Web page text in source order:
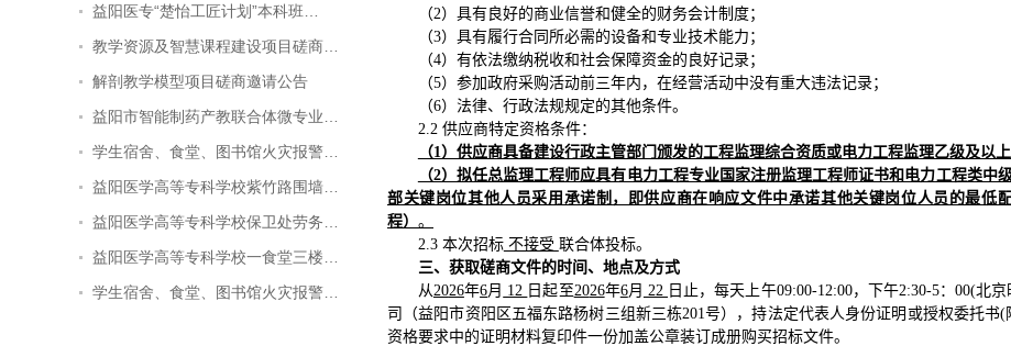
益阳医专“楚怡工匠计划”本科班…
教学资源及智慧课程建设项目磋商…
解剖教学模型项目磋商邀请公告
益阳市智能制药产教联合体微专业…
学生宿舍、食堂、图书馆火灾报警…
益阳医学高等专科学校紫竹路围墙…
益阳医学高等专科学校保卫处劳务…
益阳医学高等专科学校一食堂三楼…
学生宿舍、食堂、图书馆火灾报警…
（2）具有良好的商业信誉和健全的财务会计制度；
（3）具有履行合同所必需的设备和专业技术能力；
（4）有依法缴纳税收和社会保障资金的良好记录；
（5）参加政府采购活动前三年内，在经营活动中没有重大违法记录；
（6） 法律、行政法规规定的其他条件。
2.2 供应商特定资格条件：
（1）供应商具备建设行政主管部门颁发的工程监理综合资质或电力工程监理乙级及以
（2）拟任总监理工程师应具有电力工程专业国家注册监理工程师证书和电力工程类
部关键岗位其他人员采用承诺制，即供应商在响应文件中承诺其他关键岗位人员的最低
程） 。
2.3 本次招标不接受 联合体投标。
三、获取磋商文件的时间、地点及方式
从2026年6月 12 日起至2026年6月 22 日止，每天上午09:00-12:00，下午2:30-5：00(北
司
（益阳市资阳区五福东路杨树三组新三栋201号） ，持法定代表人身份证明或授权委托书
资格要求中的证明材料复印件一份加盖公章装订成册购买招标文件。